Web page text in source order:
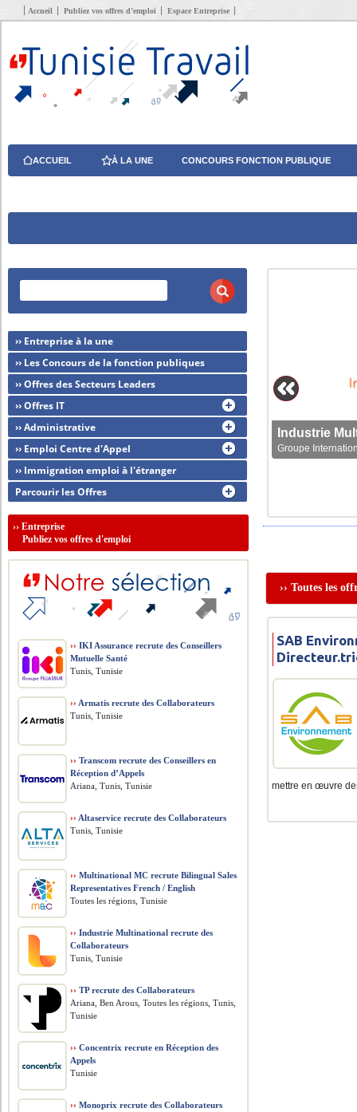
Accueil Publiez vos offres d’emploi Espace Entreprise
ACCUEIL À LA UNE CONCOURS FONCTION PUBLIQUE
Groupe
›› Toutes les
SAB
mettre en œuvre
›› Entreprise à la une
›› Les Concours de la fonction publiques
›› Offres des Secteurs Leaders
›› Offres IT
›› Administrative
›› Emploi Centre d'Appel
›› Immigration emploi à l'étranger
Parcourir les Offres
››Entreprise
Publiez vos offres d'emploi
›› IKI Assurance recrute des Conseillers
Mutuelle Santé
Tunis, Tunisie
›› Armatis recrute des Collaborateurs
Tunis, Tunisie
›› Transcom recrute des Conseillers en
Réception d’Appels
Ariana, Tunis, Tunisie
›› Altaservice recrute des Collaborateurs
Tunis, Tunisie
›› Multinational MC recrute Bilingual Sales
Representatives French / English
Toutes les régions, Tunisie
›› Industrie Multinational recrute des
Collaborateurs
Tunis, Tunisie
›› TP recrute des Collaborateurs
Ariana, Ben Arous, Toutes les régions, Tunis,
Tunisie
›› Concentrix recrute en Réception des
Appels
Tunisie
›› Monoprix recrute des Collaborateurs